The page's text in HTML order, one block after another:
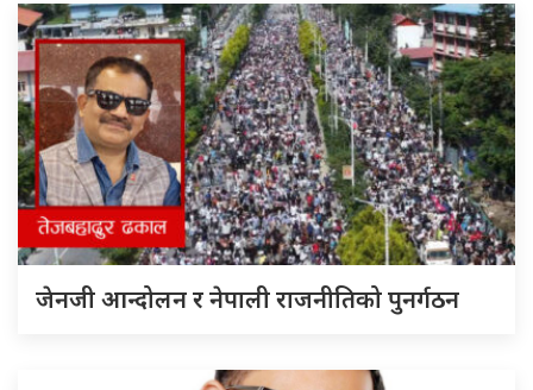
जेनजी आन्दोलन र नेपाली राजनीतिको पुनर्गठन